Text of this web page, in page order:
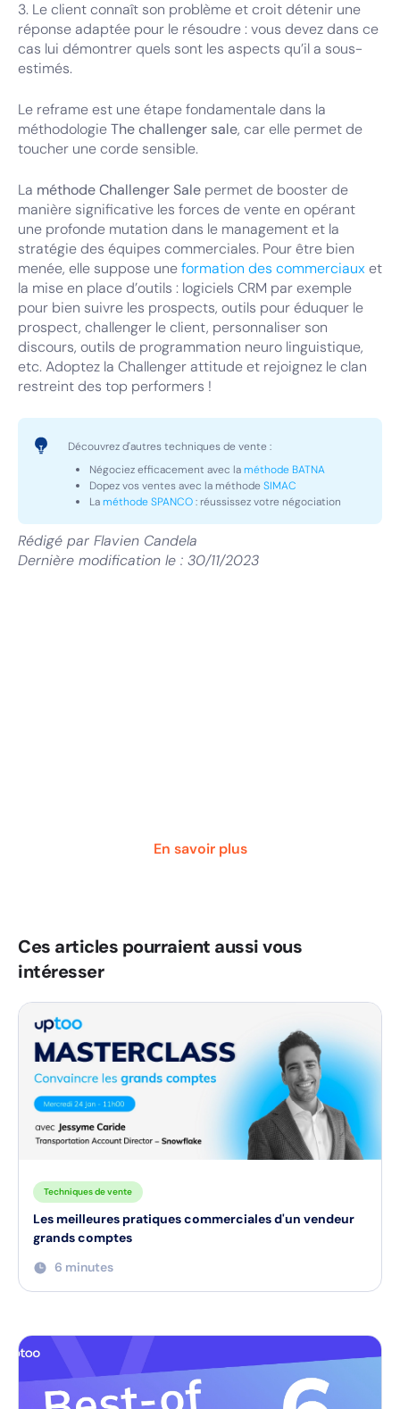
3. Le client connaît son problème et croit détenir une
réponse adaptée pour le résoudre : vous devez dans ce
cas lui démontrer quels sont les aspects qu’il a sous-
estimés.
Le reframe est une étape fondamentale dans la
méthodologieThe challenger sale, car elle permet de
toucher une corde sensible.
La méthode Challenger Sale permet de booster de
manière significative les forces de vente en opérant
une profonde mutation dans le management et la
stratégie des équipes commerciales. Pour être bien
menée, elle suppose uneformation des commerciaux et
la mise en place d’outils : logiciels CRM par exemple
pour bien suivre les prospects, outils pour éduquer le
prospect, challenger le client, personnaliser son
discours, outils de programmation neuro linguistique,
etc. Adoptez la Challenger attitude et rejoignez le clan
restreint des top performers !
Découvrez d'autres techniques de vente :
Négociez efficacement avec laméthode BATNA
Dopez vos ventes avec la méthodeSIMAC
Laméthode SPANCO: réussissez votre négociation
Rédigé par Flavien Candela
Dernière modification le : 30/11/2023
En savoir plus
Ces articles pourraient aussi vous
intéresser
Techniques de vente
Les meilleures pratiques commerciales d'un vendeur
grands comptes
6 minutes